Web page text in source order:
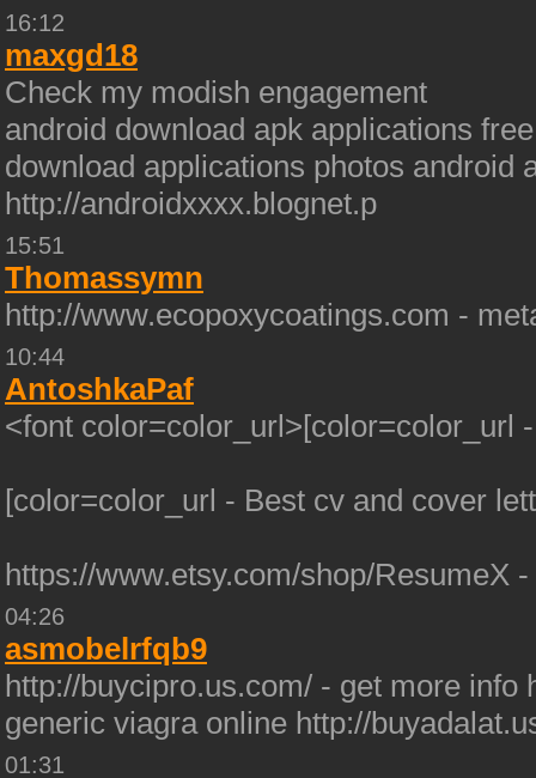
16:12
maxgd18
Check my modish engagement
android download apk applications
download applications photos android
http://androidxxxx.blognet.p
15:51
Thomassymn
http://www.ecopoxycoatings.com -
10:44
AntoshkaPaf
<font color=color_url>[color=color_url
[color=color_url - Best cv and cover
https://www.etsy.com/shop/ResumeX
04:26
asmobelrfqb9
http://buycipro.us.com/ - get more
generic viagra online http://
01:31